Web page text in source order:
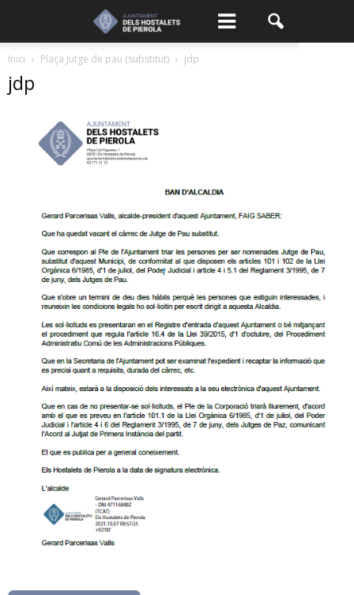
Inici Plaça Jutge de pau (substitut) jdp
jdp